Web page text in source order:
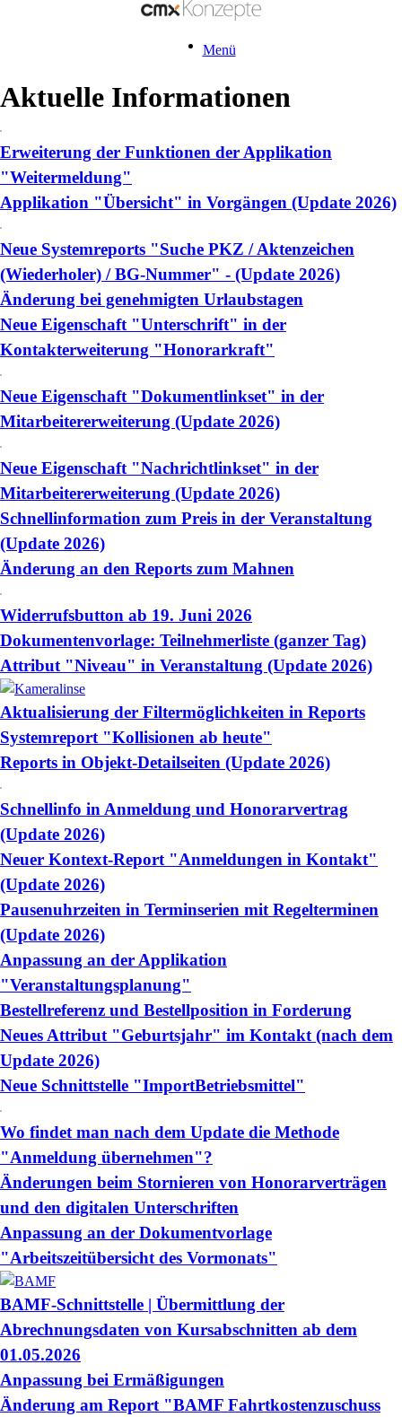
Menü
Aktuelle Informationen
Erweiterung der Funktionen der Applikation
"Weitermeldung"
Applikation "Übersicht" in Vorgängen (Update 2026)
Neue Systemreports "Suche PKZ / Aktenzeichen
(Wiederholer) / BG-Nummer" - (Update 2026)
Änderung bei genehmigten Urlaubstagen
Neue Eigenschaft "Unterschrift" in der
Kontakterweiterung "Honorarkraft"
Neue Eigenschaft "Dokumentlinkset" in der
Mitarbeitererweiterung (Update 2026)
Neue Eigenschaft "Nachrichtlinkset" in der
Mitarbeitererweiterung (Update 2026)
Schnellinformation zum Preis in der Veranstaltung
(Update 2026)
Änderung an den Reports zum Mahnen
Widerrufsbutton ab 19. Juni 2026
Dokumentenvorlage: Teilnehmerliste (ganzer Tag)
Attribut "Niveau" in Veranstaltung (Update 2026)
Aktualisierung der Filtermöglichkeiten in Reports
Systemreport "Kollisionen ab heute"
Reports in Objekt-Detailseiten (Update 2026)
Schnellinfo in Anmeldung und Honorarvertrag
(Update 2026)
Neuer Kontext-Report "Anmeldungen in Kontakt"
(Update 2026)
Pausenuhrzeiten in Terminserien mit Regelterminen
(Update 2026)
Anpassung an der Applikation
"Veranstaltungsplanung"
Bestellreferenz und Bestellposition in Forderung
Neues Attribut "Geburtsjahr" im Kontakt (nach dem
Update 2026)
Neue Schnittstelle "ImportBetriebsmittel"
Wo findet man nach dem Update die Methode
"Anmeldung übernehmen"?
Änderungen beim Stornieren von Honorarverträgen
und den digitalen Unterschriften
Anpassung an der Dokumentvorlage
"Arbeitszeitübersicht des Vormonats"
BAMF-Schnittstelle | Übermittlung der
Abrechnungsdaten von Kursabschnitten ab dem
01.05.2026
Anpassung bei Ermäßigungen
Änderung am Report "BAMF Fahrtkostenzuschuss